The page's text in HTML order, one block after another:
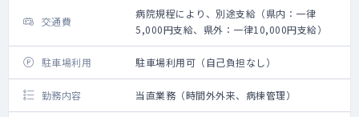
交通費
病院規程により、別途支給（県内：一律
5,000円支給、県外：一律10,000円支給）
駐車場利用 駐車場利用可（自己負担なし）
勤務内容 当直業務（時間外外来、病棟管理）